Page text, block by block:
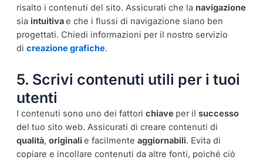
risalto i contenuti del sito. Assicurati che la navigazione
sia intuitivae che i flussi di navigazione siano ben
progettati. Chiedi informazioni per il nostro servizio
di creazione grafiche.
5. Scrivi contenuti utili per i tuoi
utenti
I contenuti sono uno dei fattori chiave per il successo
del tuo sito web. Assicurati di creare contenuti di
qualità, originali e facilmente aggiornabili. Evita di
copiare e incollare contenuti da altre fonti, poiché ciò